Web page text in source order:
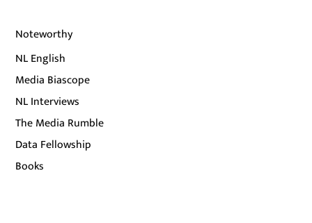
Noteworthy
NL English
Media Biascope
NL Interviews
The Media Rumble
Data Fellowship
Books